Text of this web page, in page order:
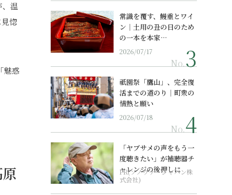
温
惚
魅惑
常識を覆す、鰻重とワイ
ン｜土用の丑の日のため
の一本を本家…
2026/07/17
No.
祇園祭「鷹山」、完全復
活までの道のり｜町衆の
情熱と願い
2026/07/18
No.
「ヤブサメの声をもう一
度聴きたい」が補聴器チ
ャレンジの後押しに
PR(ソノヴァ・ジャパン株
式会社)